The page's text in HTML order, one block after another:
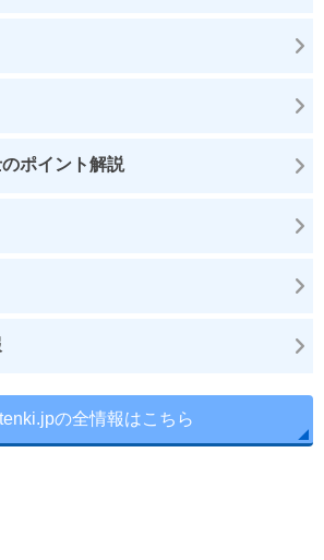
ポイント解説
tenki.jpの全情報はこちら